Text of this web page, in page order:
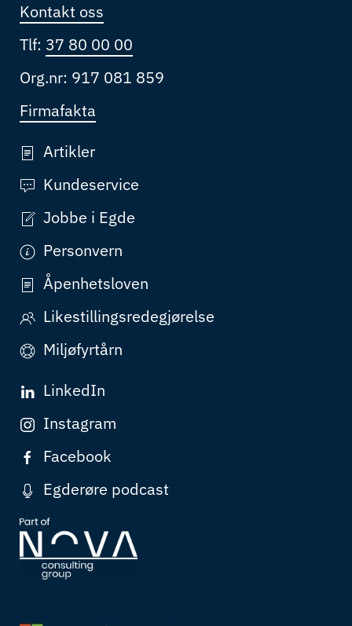
Kontakt oss
Tlf: 37 80 00 00
Org.nr: 917 081 859
Firmafakta
Artikler
Kundeservice
Jobbe i Egde
Personvern
Åpenhetsloven
Likestillingsredegjørelse
Miljøfyrtårn
LinkedIn
Instagram
Facebook
Egderøre podcast